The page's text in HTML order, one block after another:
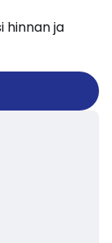
hinnan ja